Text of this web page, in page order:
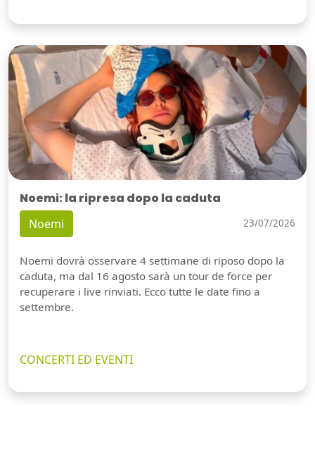
Noemi: la ripresa dopo la caduta
Noemi 23/07/2026
Noemi dovrà osservare 4 settimane di riposo dopo la
caduta, ma dal 16 agosto sarà un tour de force per
recuperare i live rinviati. Ecco tutte le date fino a
settembre.
CONCERTI ED EVENTI